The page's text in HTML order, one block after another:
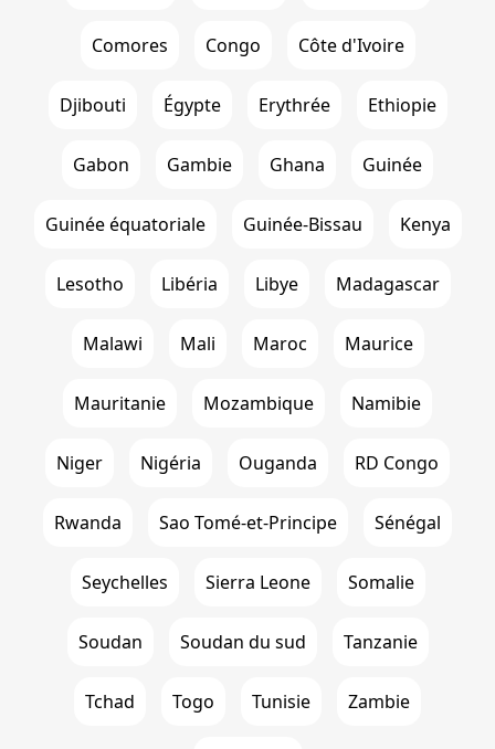
Comores Congo Côte d'Ivoire
Djibouti Égypte Erythrée Ethiopie
Gabon Gambie Ghana Guinée
Guinée équatoriale Guinée-Bissau Kenya
Lesotho Libéria Libye Madagascar
Malawi Mali Maroc Maurice
Mauritanie Mozambique Namibie
Niger Nigéria Ouganda RD Congo
Rwanda Sao Tomé-et-Principe Sénégal
Seychelles Sierra Leone Somalie
Soudan Soudan du sud Tanzanie
Tchad Togo Tunisie Zambie